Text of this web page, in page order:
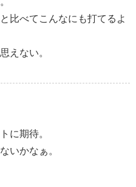
比べてこんなにも打てるよ
えない。
に期待。
いかなぁ。